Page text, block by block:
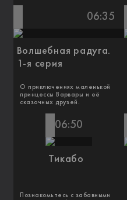
06:35
Волшебная радуга.
1-я серия
О приключениях маленькой
принцессы Варвары и её
сказочных друзей.
06:50
Тикабо
Познакомьтесь с забавными